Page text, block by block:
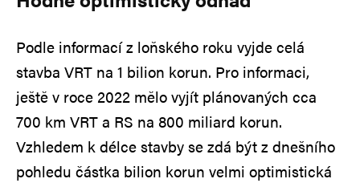
Podle informací z loňského roku vyjde celá
stavba VRT na 1 bilion korun. Pro informaci,
ještě v roce 2022 mělo vyjít plánovaných cca
700 km VRT a RS na 800 miliard korun.
Vzhledem k délce stavby se zdá být z dnešního
pohledu částka bilion korun velmi optimistická